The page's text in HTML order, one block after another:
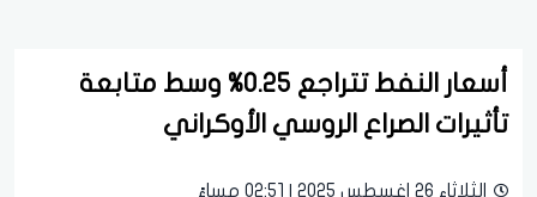
أسعار النفط تتراجع 0.25% وسط متابعة
تأثيرات الصراع الروسي الأوكراني
الثلاثاء 26 اغسطس 2025 | 02:51 مساءً